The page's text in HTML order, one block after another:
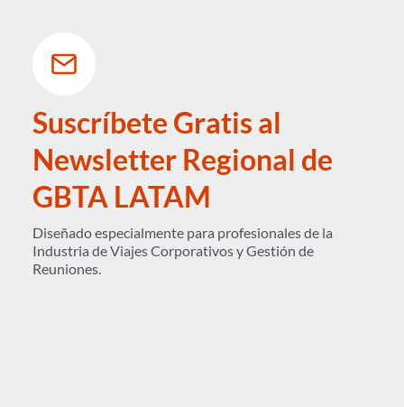
Suscríbete Gratis al
Newsletter Regional de
GBTA LATAM
Diseñado especialmente para profesionales de la
Industria de Viajes Corporativos y Gestión de
Reuniones.